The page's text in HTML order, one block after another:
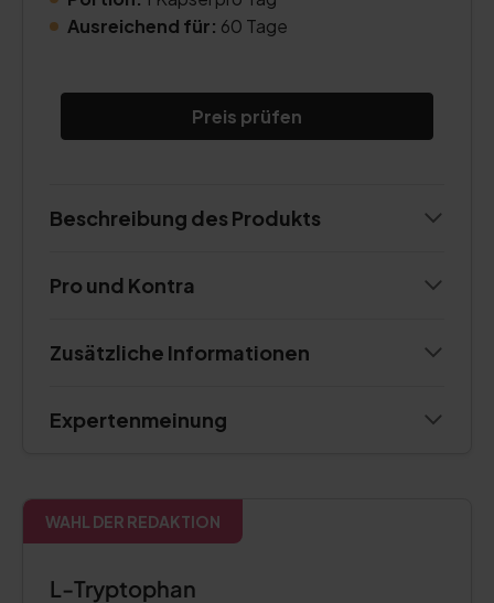
Ausreichend für: 60 Tage
Preis prüfen
Beschreibung des Produkts
Pro und Kontra
Zusätzliche Informationen
Expertenmeinung
WAHL DER REDAKTION
L-Tryptophan